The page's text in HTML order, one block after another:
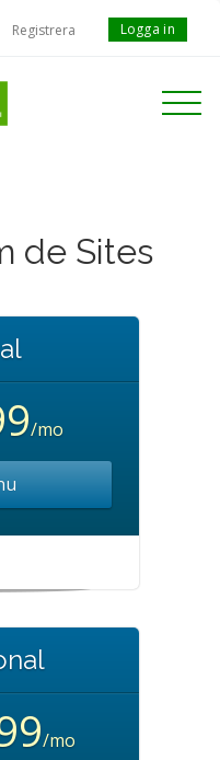
Registrera Logga in
Toggle
de Sites
/mo
/mo